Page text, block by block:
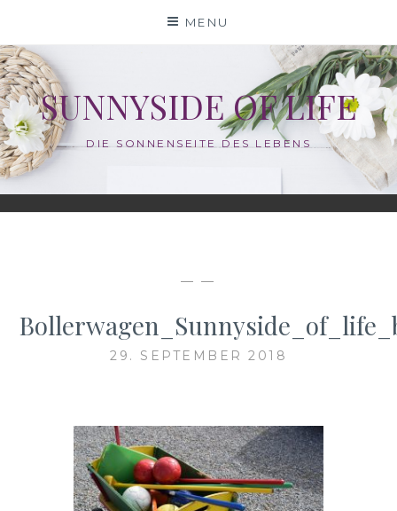
content
MENU
SUNNYSIDE OF LIFE
DIE SONNENSEITE DES LEBENS
— —
29. SEPTEMBER 2018